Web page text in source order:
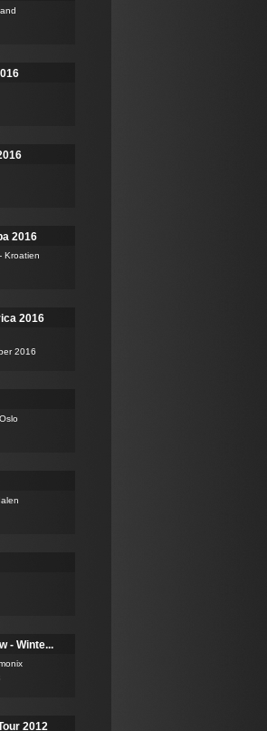
2016
Kroatien
2016
2016
- Winte...
2012